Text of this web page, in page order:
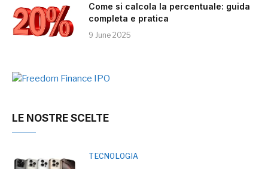
Come si calcola la percentuale: guida
completa e pratica
9 June 2025
LE NOSTRE SCELTE
TECNOLOGIA